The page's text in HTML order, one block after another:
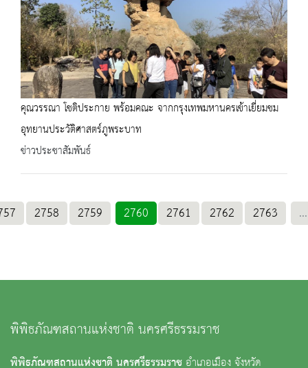
คุณวรรณา โชติประกาย พร้อมคณะ จากกรุงเทพมหานครเข้าเยี่ยมชม
อุทยานประวัติศาสตร์ภูพระบาท
ข่าวประชาสัมพันธ์
2758 2759 2760 2761 2762 2763 ...
พิพิธภัณฑสถานแห่งชาติ นครศรีธรรมราช
พิพิธภัณฑสถานแห่งชาติ นครศรีธรรมราชอำเภอเมือง จังหวัด